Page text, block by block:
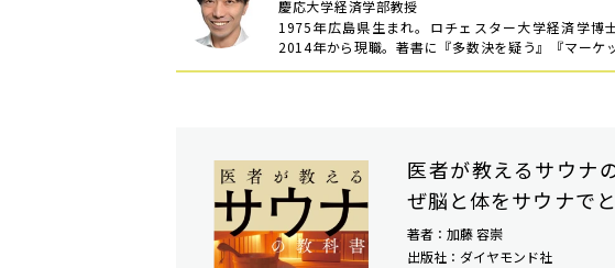
慶応大学経済学部教授
1975年広島県生まれ。ロチェスター大学経済学博
2014年から現職。著書に『多数決を疑う』『マーケ
医者が教えるサウナ
ぜ脳と体をサウナで
著者：加藤 容崇
出版社：ダイヤモンド社